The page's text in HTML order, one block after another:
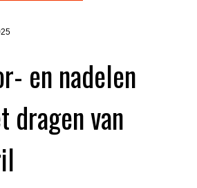
en nadelen
dragen van